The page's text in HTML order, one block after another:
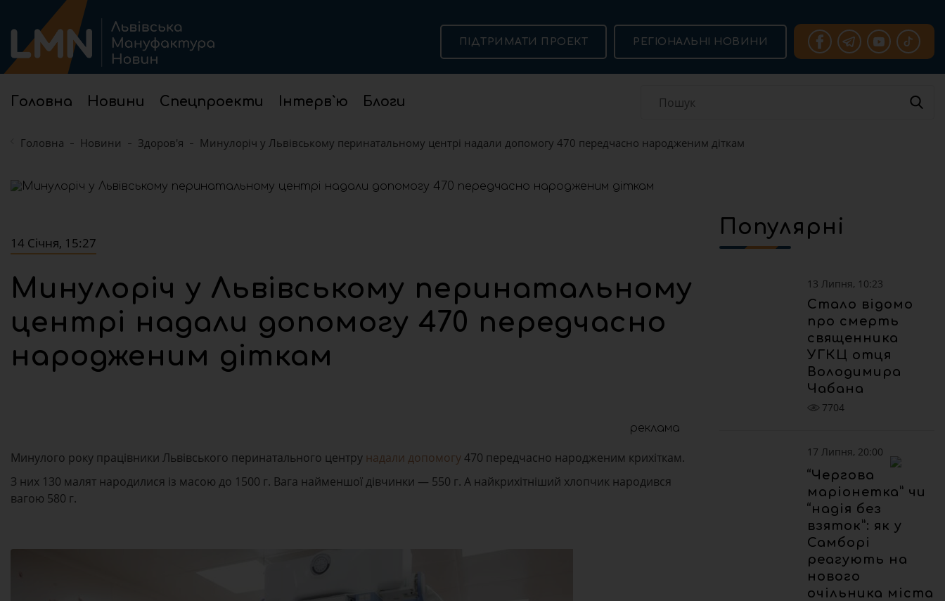
Головна Новини Спецпроекти Інтерв`ю Блоги
ПІДТРИМАТИ ПРОЕКТ РЕГІОНАЛЬНІ НОВИНИ
Головна Новини Здоров'я Минулоріч у Львівському перинатальному центрі надали допомогу 470 передчасно народженим діткам
14 Січня, 15:27
Минулоріч у Львівському перинатальному
центрі надали допомогу 470 передчасно
народженим діткам
реклама
Минулого року працівники Львівського перинатального центру надали допомогу470 передчасно народженим крихіткам.
З них 130 малят народилися із масою до 1500 г. Вага найменшої дівчинки — 550 г. А найкрихітніший хлопчик народився
вагою 580 г.
Популярні
13 Липня, 10:23
Стало відомо
про смерть
священника
УГКЦ отця
Володимира
Чабана
7704
17 Липня, 20:00
“Чергова
маріонетка” чи
“надія без
взяток”: як у
Самборі
реагують на
нового
очільника міста